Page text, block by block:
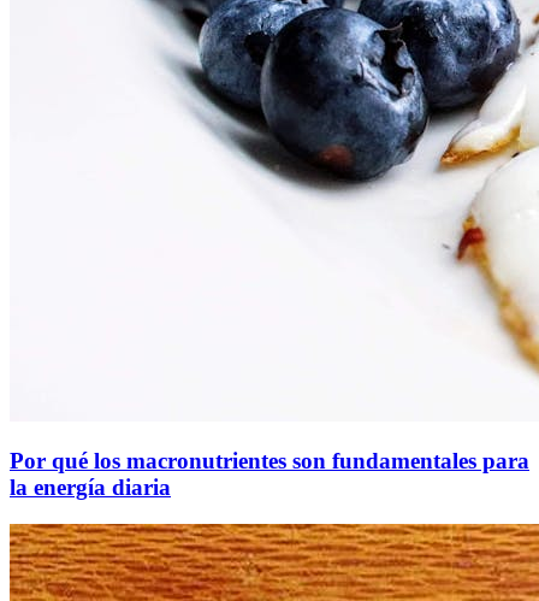
Por qué los macronutrientes son fundamentales para
la energía diaria